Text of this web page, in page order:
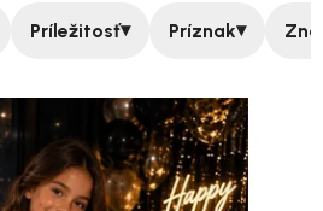
Príležitosť▾ Príznak▾